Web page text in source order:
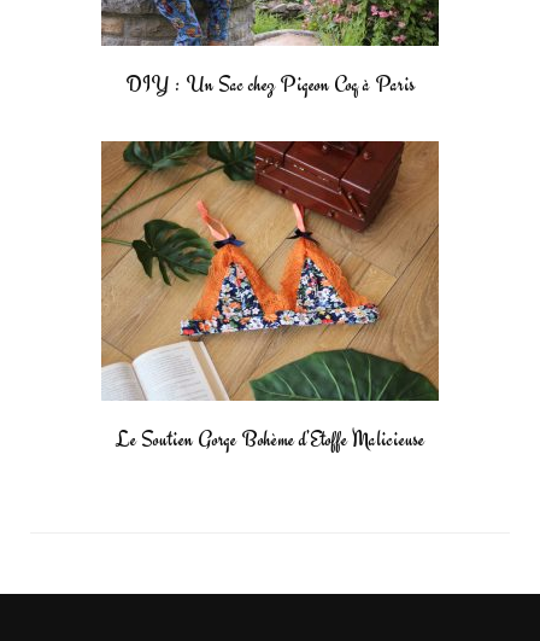
DIY : Un Sac chez Pigeon Coq à Paris
Le Soutien Gorge Bohème d’Etoffe Malicieuse